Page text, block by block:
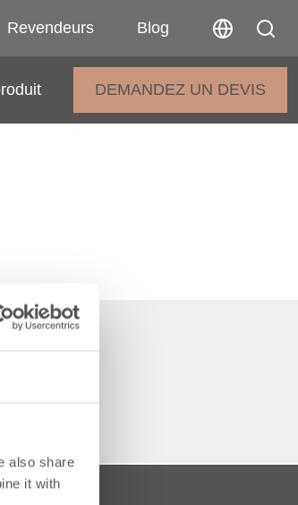
also share
it with
Revendeurs Blog
DEMANDEZ UN DEVIS